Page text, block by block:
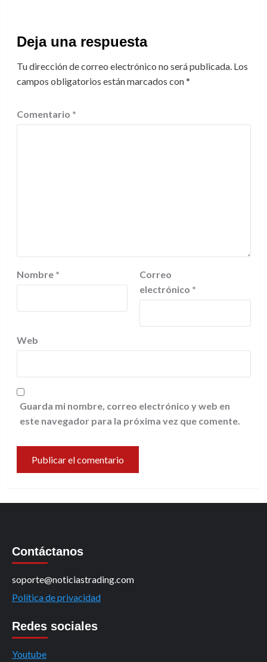
Deja una respuesta
Tu dirección de correo electrónico no será publicada. Los
campos obligatorios están marcados con*
Comentario *
Nombre *
Correo
electrónico *
Web
Guarda mi nombre, correo electrónico y web en
este navegador para la próxima vez que comente.
Contáctanos
soporte@noticiastrading.com
Política de privacidad
Redes sociales
Youtube